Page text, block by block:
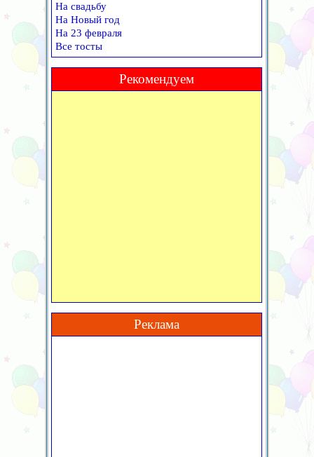
На свадьбу
На Новый год
На 23 февраля
Все тосты
Рекомендуем
Реклама